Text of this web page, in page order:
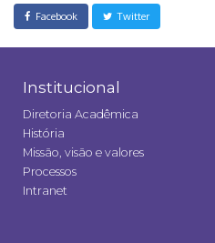
Facebook Twitter
Institucional
Diretoria Acadêmica
História
Missão, visão e valores
Processos
Intranet